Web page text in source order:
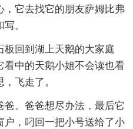
，它去找它的朋友萨姆比弗
。
板回到湖上天鹅的大家庭
看中的天鹅小姐不会读也看
飞走了。
。爸爸想尽办法，最后它
户，叼回一把小号送给了小